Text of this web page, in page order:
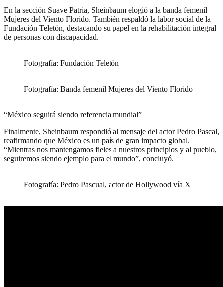
En la sección Suave Patria, Sheinbaum elogió a la banda femenil
Mujeres del Viento Florido. También respaldó la labor social de la
Fundación Teletón, destacando su papel en la rehabilitación integral
de personas con discapacidad.
Fotografía: Fundación Teletón
Fotografía: Banda femenil Mujeres del Viento Florido
“México seguirá siendo referencia mundial”
Finalmente, Sheinbaum respondió al mensaje del actor Pedro Pascal,
reafirmando que México es un país de gran impacto global.
“Mientras nos mantengamos fieles a nuestros principios y al pueblo,
seguiremos siendo ejemplo para el mundo”, concluyó.
Fotografía: Pedro Pascual, actor de Hollywood vía X